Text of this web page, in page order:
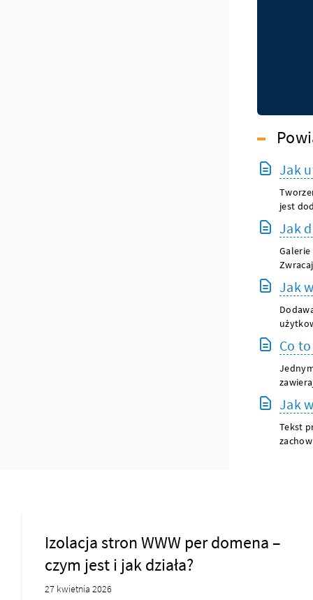
Jak
jest
Jak
Jak
Co
Jak
Tekst
Izolacja stron WWW per domena –
czym jest i jak działa?
27 kwietnia 2026